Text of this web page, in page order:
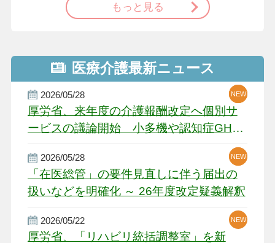
もっと見る
医療介護最新ニュース
2026/05/28
厚労省、来年度の介護報酬改定へ個別サ
ービスの議論開始 小多機や認知症GH、
厳しい経営環境に危機感
NEW
NEW
NEW
2026/05/28
「在医総管」の要件見直しに伴う届出の
扱いなどを明確化 ～ 26年度改定疑義解釈
NEW
NEW
2026/05/22
厚労省、「リハビリ統括調整室」を新
NEW